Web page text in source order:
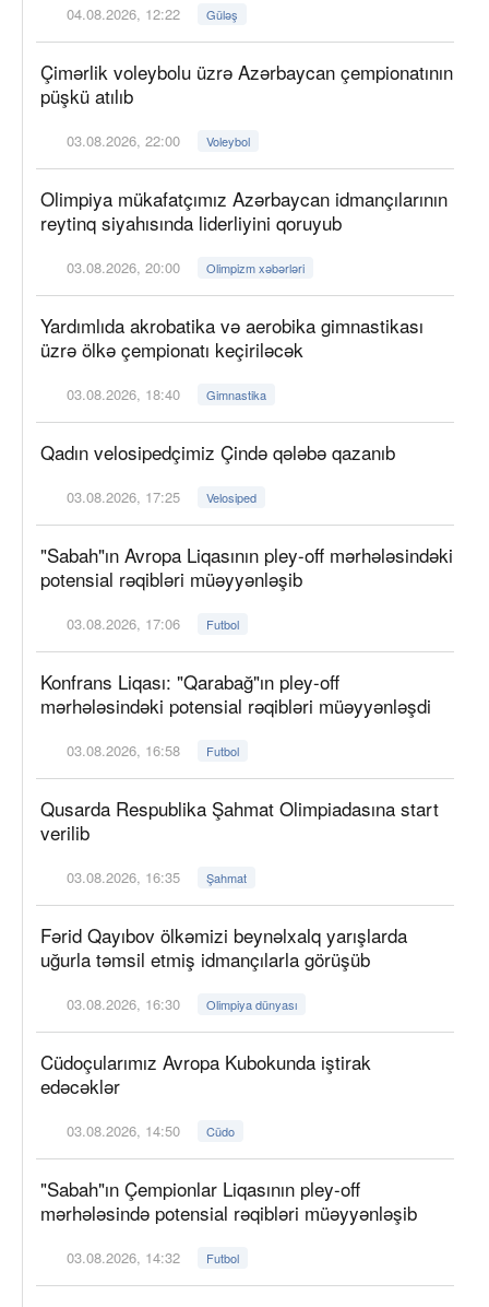
04.08.2026, 12:22 Güləş
Çimərlik voleybolu üzrə Azərbaycan çempionatının
püşkü atılıb
03.08.2026, 22:00 Voleybol
Olimpiya mükafatçımız Azərbaycan idmançılarının
reytinq siyahısında liderliyini qoruyub
03.08.2026, 20:00 Olimpizm xəbərləri
Yardımlıda akrobatika və aerobika gimnastikası
üzrə ölkə çempionatı keçiriləcək
03.08.2026, 18:40 Gimnastika
Qadın velosipedçimiz Çində qələbə qazanıb
03.08.2026, 17:25 Velosiped
"Sabah"ın Avropa Liqasının pley-off mərhələsindəki
potensial rəqibləri müəyyənləşib
03.08.2026, 17:06 Futbol
Konfrans Liqası: "Qarabağ"ın pley-off
mərhələsindəki potensial rəqibləri müəyyənləşdi
03.08.2026, 16:58 Futbol
Qusarda Respublika Şahmat Olimpiadasına start
verilib
03.08.2026, 16:35 Şahmat
Fərid Qayıbov ölkəmizi beynəlxalq yarışlarda
uğurla təmsil etmiş idmançılarla görüşüb
03.08.2026, 16:30 Olimpiya dünyası
Cüdoçularımız Avropa Kubokunda iştirak
edəcəklər
03.08.2026, 14:50 Cüdo
"Sabah"ın Çempionlar Liqasının pley-off
mərhələsində potensial rəqibləri müəyyənləşib
03.08.2026, 14:32 Futbol